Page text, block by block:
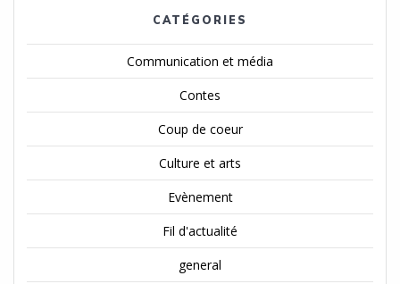
CATÉGORIES
Communication et média
Contes
Coup de coeur
Culture et arts
Evènement
Fil d'actualité
general